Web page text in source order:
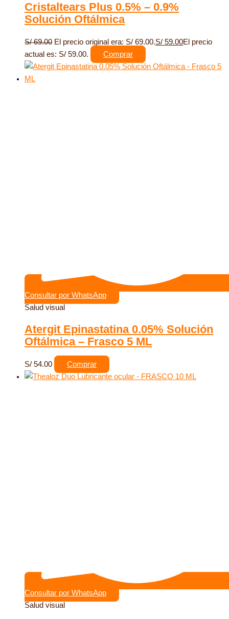
Cristaltears Plus 0.5% – 0.9%
Solución Oftálmica
S/69.00 El precio original era: S/ 69.00.S/ 59.00El precio
actual es: S/ 59.00.
Comprar
Consultar por WhatsApp
Salud visual
Atergit Epinastatina 0.05% Solución
Oftálmica – Frasco 5 ML
S/ 54.00 Comprar
Consultar por WhatsApp
Salud visual